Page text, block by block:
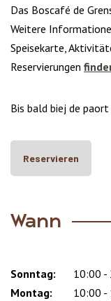
Das Boscafé de
Weitere
Speisekarte,
Reservierungen
Bis bald biej de
Reservieren
Wann
Day
Time
slot
Comment
Sonntag:
10:00 -
Montag:
10:00 -